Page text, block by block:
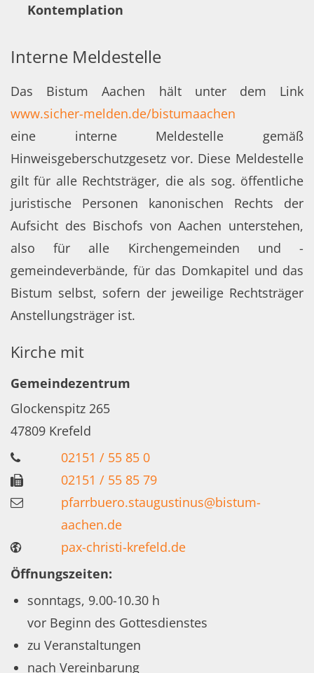
Kontemplation
Interne Meldestelle
Das Bistum Aachen hält unter dem Link
www.sicher-melden.de/bistumaachen
eine interne Meldestelle gemäß
Hinweisgeberschutzgesetz vor. Diese Meldestelle
gilt für alle Rechtsträger, die als sog. öffentliche
juristische Personen kanonischen Rechts der
Aufsicht des Bischofs von Aachen unterstehen,
also für alle Kirchengemeinden und -
gemeindeverbände, für das Domkapitel und das
Bistum selbst, sofern der jeweilige Rechtsträger
Anstellungsträger ist.
Kirche mit
Gemeindezentrum
Glockenspitz 265
47809 Krefeld
02151 / 55 85 0
02151 / 55 85 79
pfarrbuero.staugustinus@bistum-
aachen.de
pax-christi-krefeld.de
Öffnungszeiten:
sonntags, 9.00-10.30 h
vor Beginn des Gottesdienstes
zu Veranstaltungen
nach Vereinbarung